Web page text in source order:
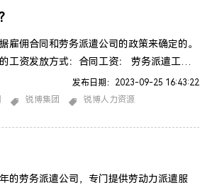
雇佣合同和劳务派遣公司的政策来确定的。
工资发放方式：合同工资： 劳务派遣工和
定工资水平。这个合同会明确工资数额、支
支付周期： 工资通常会按照约定的支付周
月一次。工资计算： 工资通常是根据工作
发布日期：2023-09-25 16:43:22
锐博集团
锐博人力资源
的劳务派遣公司，专门提供劳动力派遣服